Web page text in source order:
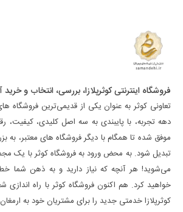
فروشگاه اینترنتی کوثرپلازا، بررسی، انتخاب و خرید
تعاونی کوثر به عنوان یکی از قدیمی‌ترین فروشگاه
دهه تجربه، با پایبندی به سه اصل کلیدی، کیفیت،
موفق شده تا همگام با دیگر فروشگاه های معتبر، به
تبدیل شود. به محض ورود به فروشگاه کوثر با یک
می‌شوید! هر آنچه که نیاز دارید و به ذهن شما
خواهید کرد. هم اکنون فروشگاه کوثر با راه اندازی
کوثرپلازا خدمتی جدید را برای مشتریان خود به